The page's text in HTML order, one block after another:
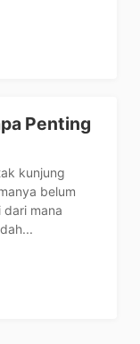
Penting
kunjung
belum
dari mana